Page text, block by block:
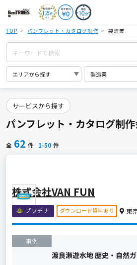
TOP パンフレット・カタログ制作 製造業
サービスから探す
パンフレット・カタログ制
全 62 件 1-50 件
株式会社VAN FUN
プラチナ ダウンロード資料あり 東
事例
渡良瀬遊水地 歴史・自然